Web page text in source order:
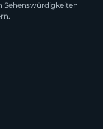
Sehenswürdigkeiten